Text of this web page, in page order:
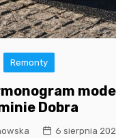
Remonty
Dobra
6 sierpnia